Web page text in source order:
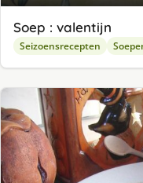
Soep : valentijn
Seizoensrecepten